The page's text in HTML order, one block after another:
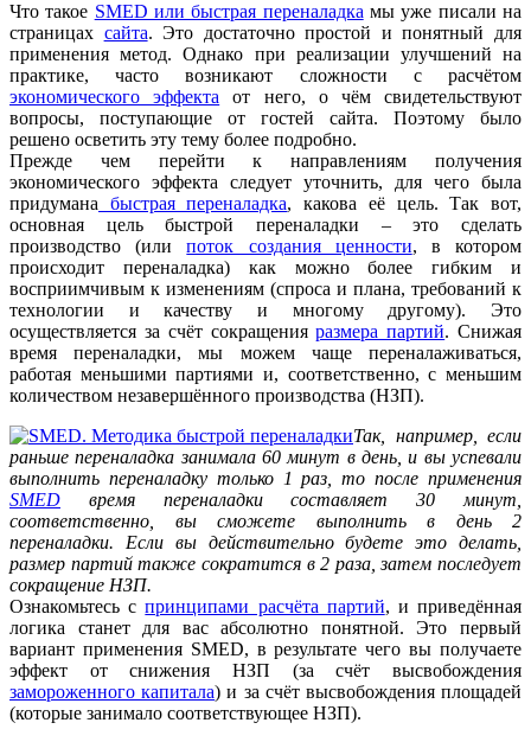
Что такое SMED или быстрая переналадкамы уже писали на
страницах сайта. Это достаточно простой и понятный для
применения метод. Однако при реализации улучшений на
практике, часто возникают сложности с расчётом
экономического эффекта от него, о чём свидетельствуют
вопросы, поступающие от гостей сайта. Поэтому было
решено осветить эту тему более подробно.
Прежде чем перейти к направлениям получения
экономического эффекта следует уточнить, для чего была
придумана быстрая переналадка, какова её цель. Так вот,
основная цель быстрой переналадки – это сделать
производство (илипоток создания ценности, в котором
происходит переналадка) как можно более гибким и
восприимчивым к изменениям (спроса и плана, требований к
технологии и качеству и многому другому). Это
осуществляется за счёт сокращенияразмера партий. Снижая
время переналадки, мы можем чаще переналаживаться,
работая меньшими партиями и, соответственно, с меньшим
количеством незавершённого производства (НЗП).
Так, например, если
раньше переналадка занимала 60 минут в день, и вы успевали
выполнить переналадку только 1 раз, то после применения
SMED время переналадки составляет 30 минут,
соответственно, вы сможете выполнить в день 2
переналадки. Если вы действительно будете это делать,
размер партий также сократится в 2 раза, затем последует
сокращение НЗП.
Ознакомьтесь спринципами расчёта партий, и приведённая
логика станет для вас абсолютно понятной. Это первый
вариант применения SMED, в результате чего вы получаете
эффект от снижения НЗП (за счёт высвобождения
замороженного капитала) и за счёт высвобождения площадей
(которые занимало соответствующее НЗП).